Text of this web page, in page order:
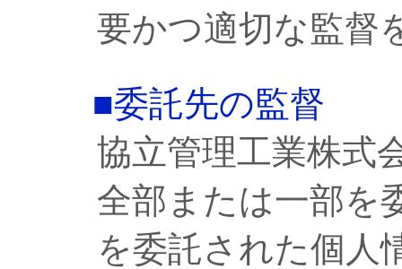
要かつ適切な監督
■委託先の監督
協立管理工業株式
全部または一部を
を委託された個人